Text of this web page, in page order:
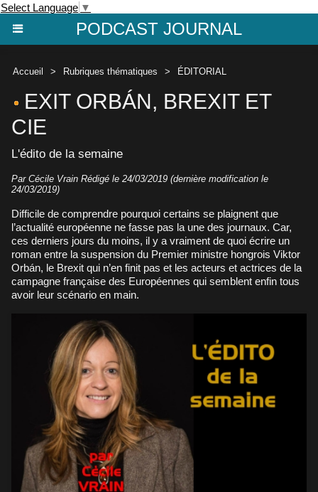
Select Language ▼
PODCAST JOURNAL
Accueil > Rubriques thématiques > ÉDITORIAL
EXIT ORBÁN, BREXIT ET
CIE
L'édito de la semaine
Par Cécile Vrain Rédigé le 24/03/2019 (dernière modification le
24/03/2019)
Difficile de comprendre pourquoi certains se plaignent que
l’actualité européenne ne fasse pas la une des journaux. Car,
ces derniers jours du moins, il y a vraiment de quoi écrire un
roman entre la suspension du Premier ministre hongrois Viktor
Orbán, le Brexit qui n’en finit pas et les acteurs et actrices de la
campagne française des Européennes qui semblent enfin tous
avoir leur scénario en main.